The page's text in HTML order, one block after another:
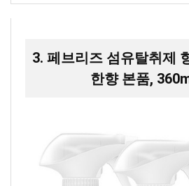
3. 페브리즈 섬유탈취제
한향 본품,